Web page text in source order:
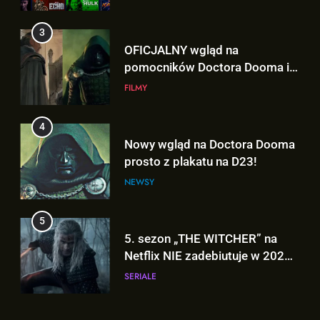
4
Nowy wgląd na Doctora Dooma
prosto z plakatu na D23!
NEWSY
5
5. sezon „THE WITCHER” na
Netflix NIE zadebiutuje w 2026
roku!
SERIALE
6
Co naprawdę wydarzyło się na
Staten Island? – „SPIDER-MAN:
BRAND NEW DAY”
FILMY
5
5. sezon „THE WITCHER” na
Netflix NIE zadebiutuje w 2026
roku!